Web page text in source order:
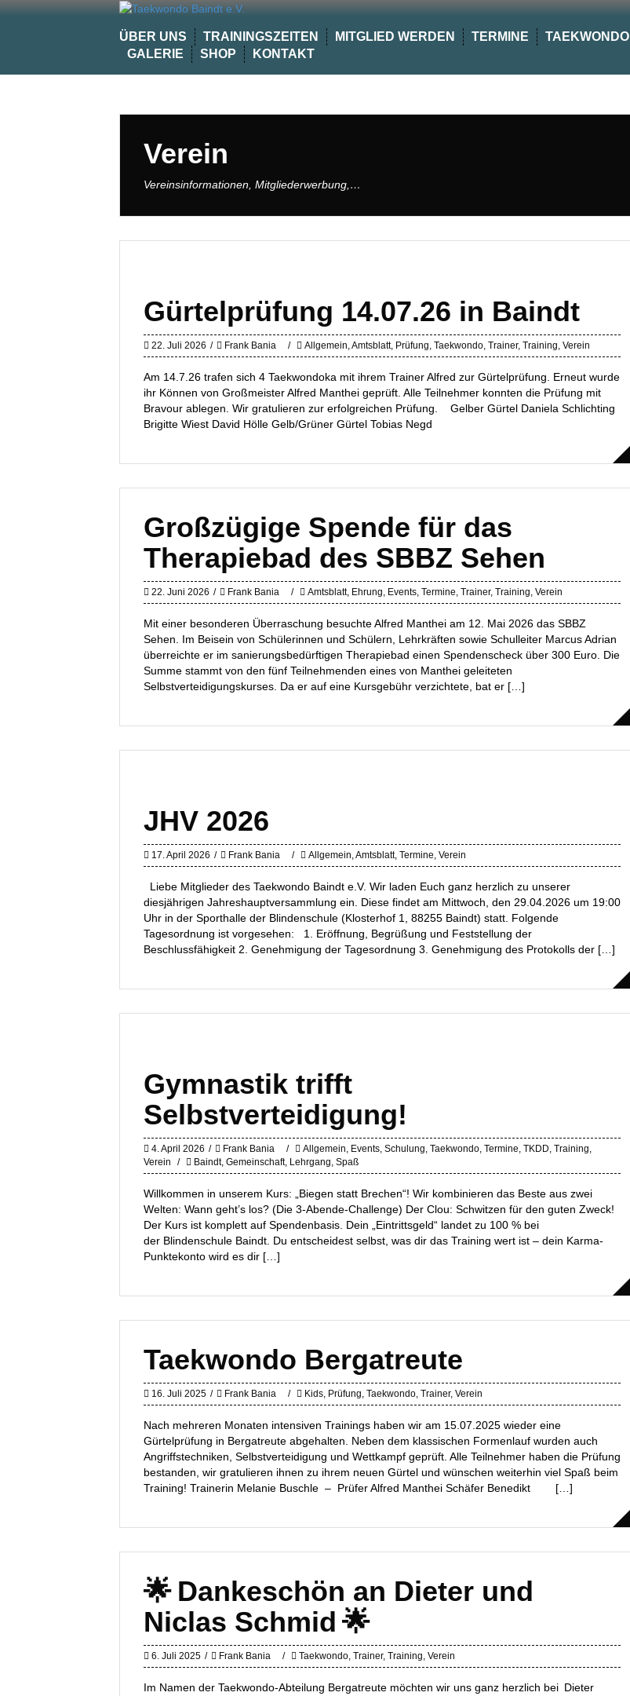
Skip
ÜBER UNS TRAININGSZEITEN MITGLIED WERDEN TERMINE TAEKWONDO
GALERIE
SHOP KONTAKT
Verein
Vereinsinformationen, Mitgliederwerbung,…
Gürtelprüfung 14.07.26 in Baindt
22. Juli 2026 Frank Bania Allgemein,Amtsblatt, Prüfung, Taekwondo, Trainer, Training, Verein
Am 14.7.26 trafen sich 4 Taekwondoka mit ihrem Trainer Alfred zur Gürtelprüfung. Erneut wurde
ihr Können von Großmeister Alfred Manthei geprüft. Alle Teilnehmer konnten die Prüfung mit
Bravour ablegen. Wir gratulieren zur erfolgreichen Prüfung. Gelber Gürtel Daniela Schlichting
Brigitte Wiest David Hölle Gelb/Grüner Gürtel Tobias Negd
Großzügige Spende für das
Therapiebad des SBBZ Sehen
22. Juni 2026 Frank Bania Amtsblatt, Ehrung, Events, Termine, Trainer, Training, Verein
Mit einer besonderen Überraschung besuchte Alfred Manthei am 12. Mai 2026 das SBBZ
Sehen. Im Beisein von Schülerinnen und Schülern, Lehrkräften sowie Schulleiter Marcus Adrian
überreichte er im sanierungsbedürftigen Therapiebad einen Spendenscheck über 300 Euro. Die
Summe stammt von den fünf Teilnehmenden eines von Manthei geleiteten
Selbstverteidigungskurses. Da er auf eine Kursgebühr verzichtete, bat er […]
JHV 2026
17. April 2026 Frank Bania Allgemein,Amtsblatt, Termine, Verein
Liebe Mitglieder des Taekwondo Baindt e.V. Wir laden Euch ganz herzlich zu unserer
diesjährigen Jahreshauptversammlung ein. Diese findet am Mittwoch, den 29.04.2026 um 19:00
Uhr in der Sporthalle der Blindenschule (Klosterhof 1, 88255 Baindt) statt. Folgende
Tagesordnung ist vorgesehen: 1. Eröffnung, Begrüßung und Feststellung der
Beschlussfähigkeit 2. Genehmigung der Tagesordnung 3. Genehmigung des Protokolls der […]
Gymnastik trifft
Selbstverteidigung!
4. April 2026 Frank Bania Allgemein, Events, Schulung, Taekwondo, Termine, TKDD, Training,
Verein
Baindt, Gemeinschaft, Lehrgang, Spaß
Willkommen in unserem Kurs: „Biegen statt Brechen“! Wir kombinieren das Beste aus zwei
Welten: Wann geht’s los? (Die 3-Abende-Challenge) Der Clou: Schwitzen für den guten Zweck!
Der Kurs ist komplett auf Spendenbasis. Dein „Eintrittsgeld“ landet zu 100 % bei
der Blindenschule Baindt. Du entscheidest selbst, was dir das Training wert ist – dein Karma-
Punktekonto wird es dir […]
Taekwondo Bergatreute
16. Juli 2025 Frank Bania Kids, Prüfung, Taekwondo, Trainer, Verein
Nach mehreren Monaten intensiven Trainings haben wir am 15.07.2025 wieder eine
Gürtelprüfung in Bergatreute abgehalten. Neben dem klassischen Formenlauf wurden auch
Angriffstechniken, Selbstverteidigung und Wettkampf geprüft. Alle Teilnehmer haben die Prüfung
bestanden, wir gratulieren ihnen zu ihrem neuen Gürtel und wünschen weiterhin viel Spaß beim
Training! Trainerin Melanie Buschle – Prüfer Alfred Manthei Schäfer Benedikt […]
🌟 Dankeschön an Dieter und
Niclas Schmid 🌟
6. Juli 2025 Frank Bania Taekwondo, Trainer, Training, Verein
Im Namen der Taekwondo-Abteilung Bergatreute möchten wir uns ganz herzlich bei Dieter